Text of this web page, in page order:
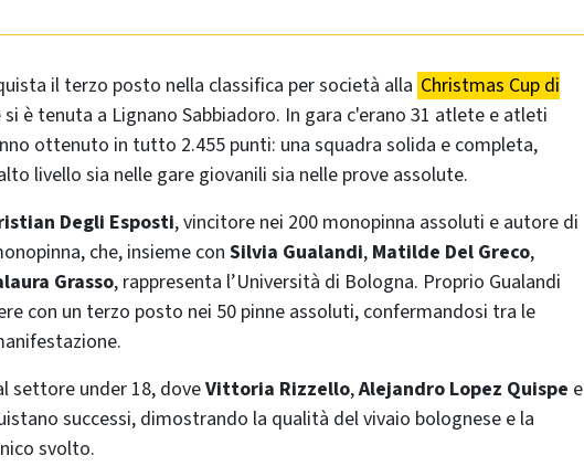
il terzo posto nella classifica per società alla Christmas Cup di
si è tenuta a Lignano Sabbiadoro. In gara c'erano 31 atlete e atleti
ottenuto in tutto 2.455 punti: una squadra solida e completa,
livello sia nelle gare giovanili sia nelle prove assolute.
Degli Esposti, vincitore nei 200 monopinna assoluti e autore di
che, insieme con Silvia Gualandi, Matilde Del Greco,
Grasso, rappresenta l’Università di Bologna. Proprio Gualandi
con un terzo posto nei 50 pinne assoluti, confermandosi tra le
settore under 18, doveVittoria Rizzello,Alejandro Lopez Quispe e
successi, dimostrando la qualità del vivaio bolognese e la
svolto.